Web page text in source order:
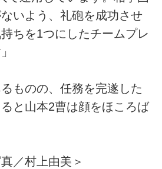
いよう、礼砲を成功させ
ちを1つにしたチームプレ
ものの、任務を完遂した
と山本2曹は顔をほころば
／村上由美＞